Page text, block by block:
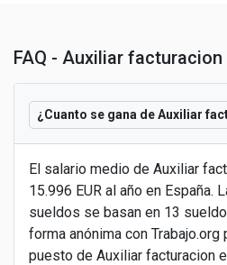
FAQ - Auxiliar facturacion
¿Cuanto se gana de Auxiliar
El salario medio de Auxiliar
15.996 EUR al año en España.
sueldos se basan en 13
forma anónima con
puesto de Auxiliar facturacion